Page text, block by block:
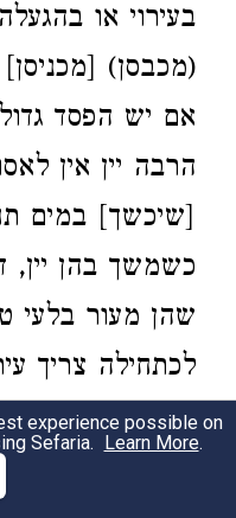
בעירוי או
(מכבסן) [מכניסן]
אם יש הפסד
הרבה יין אין
[שיכשך] במים
כשמשך בהן יין,
שהן מעור בלעי
לכתחילה צריך
בהדחה,
ויש בהן מקומות
experience possible on
Sefaria. Learn More.